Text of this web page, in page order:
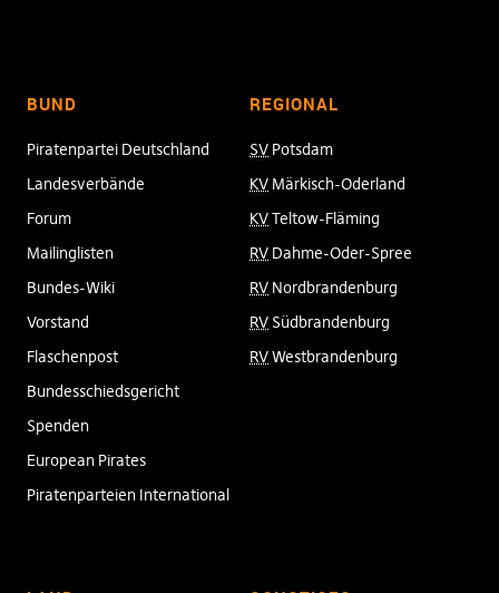
BUND
Piratenpartei Deutschland
Landesverbände
Forum
Mailinglisten
Bundes-Wiki
Vorstand
Flaschenpost
Bundesschiedsgericht
Spenden
European Pirates
Piratenparteien International
REGIONAL
SV Potsdam
KV Märkisch-Oderland
KVTeltow-Fläming
RV Dahme-Oder-Spree
RV Nordbrandenburg
RV Südbrandenburg
RVWestbrandenburg